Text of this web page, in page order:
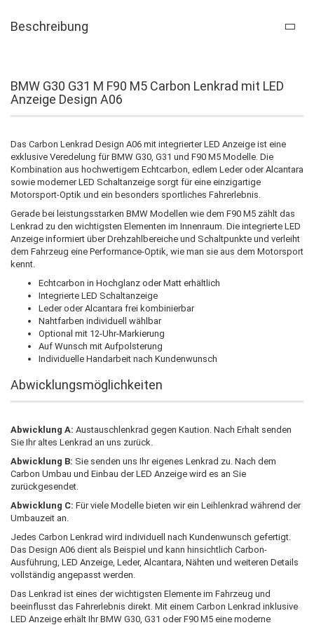
Beschreibung
BMW G30 G31 M F90 M5 Carbon Lenkrad mit LED
Anzeige Design A06
Das Carbon Lenkrad Design A06 mit integrierter LED Anzeige ist eine
exklusive Veredelung für BMW G30, G31 und F90 M5 Modelle. Die
Kombination aus hochwertigem Echtcarbon, edlem Leder oder Alcantara
sowie moderner LED Schaltanzeige sorgt für eine einzigartige
Motorsport-Optik und ein besonders sportliches Fahrerlebnis.
Gerade bei leistungsstarken BMW Modellen wie dem F90 M5 zählt das
Lenkrad zu den wichtigsten Elementen im Innenraum. Die integrierte LED
Anzeige informiert über Drehzahlbereiche und Schaltpunkte und verleiht
dem Fahrzeug eine Performance-Optik, wie man sie aus dem Motorsport
kennt.
Echtcarbon in Hochglanz oder Matt erhältlich
Integrierte LED Schaltanzeige
Leder oder Alcantara frei kombinierbar
Nahtfarben individuell wählbar
Optional mit 12-Uhr-Markierung
Auf Wunsch mit Aufpolsterung
Individuelle Handarbeit nach Kundenwunsch
Abwicklungsmöglichkeiten
Abwicklung A: Austauschlenkrad gegen Kaution. Nach Erhalt senden
Sie Ihr altes Lenkrad an uns zurück.
Abwicklung B: Sie senden uns Ihr eigenes Lenkrad zu. Nach dem
Carbon Umbau und Einbau der LED Anzeige wird es an Sie
zurückgesendet.
Abwicklung C: Für viele Modelle bieten wir ein Leihlenkrad während der
Umbauzeit an.
Jedes Carbon Lenkrad wird individuell nach Kundenwunsch gefertigt.
Das Design A06 dient als Beispiel und kann hinsichtlich Carbon-
Ausführung, LED Anzeige, Leder, Alcantara, Nähten und weiteren Details
vollständig angepasst werden.
Das Lenkrad ist eines der wichtigsten Elemente im Fahrzeug und
beeinflusst das Fahrerlebnis direkt. Mit einem Carbon Lenkrad inklusive
LED Anzeige erhält Ihr BMW G30, G31 oder F90 M5 eine moderne